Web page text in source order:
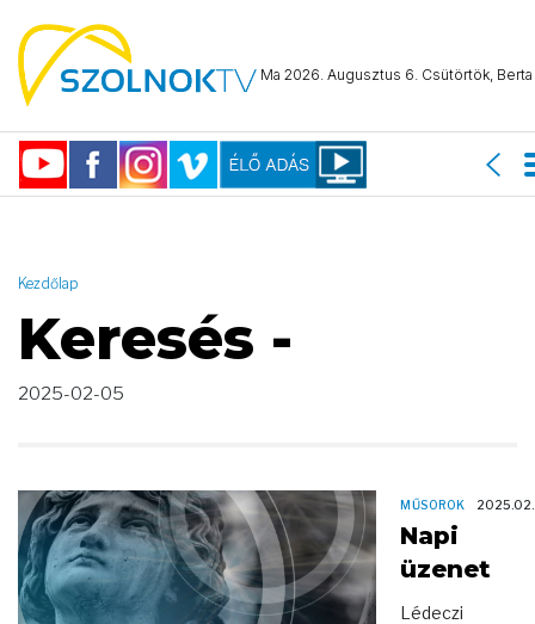
Ma 2026. Augusztus 6. Csütörtök, Berta
"2025-02-05 23:59:59" )
Kezdőlap
Keresés -
2025-02-05
MŰSOROK
Napi
üzenet
Lédeczi